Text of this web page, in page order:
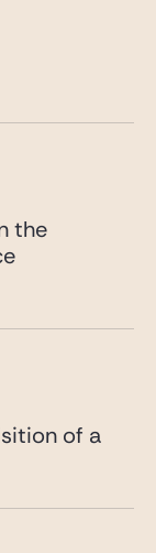
the
of a